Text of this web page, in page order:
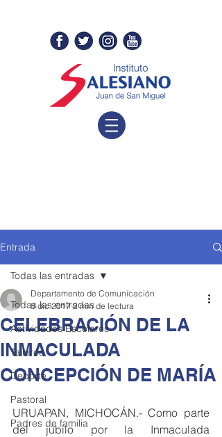
Entrada
Todas las entradas
Actividades Escolares
Talleres
Deporte
Pastoral
Padres de familia
Todas las entradas
CELEBRACIÓN DE LA
INMACULADA
CONCEPCIÓN DE MARÍA
Departamento de Comunicación
8 dic 2017 2 min de lectura
URUAPAN, MICHOCÁN.- Como parte
del júbilo por la Inmaculada